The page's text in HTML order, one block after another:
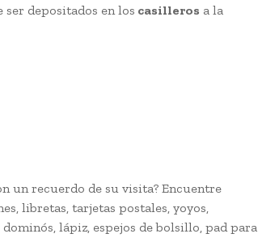
ser depositados en los casilleros a la
un recuerdo de su visita? Encuentre
libretas, tarjetas postales, yoyos,
lápiz, espejos de bolsillo, pad para